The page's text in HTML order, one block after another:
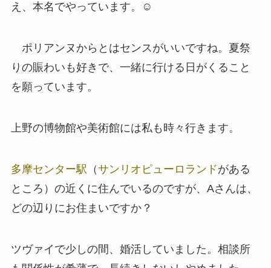
え、本名でやっています。☺️
ポリアンヌからとはセンスがいいですね。夏祭
りの賑わいも好きで、一緒に行ける日がくること
を願っています。
上野の博物館や美術館には私も時々行きます。
多摩センター駅 （サンリオピューロランドがある
ところ）の近くに住んでいるのですが、Aさんは、
どの辺りにお住まいですか？
ツヴァイで少しの間、婚活していました。相談所